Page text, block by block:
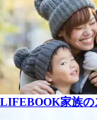
LIFEBOOK家族の